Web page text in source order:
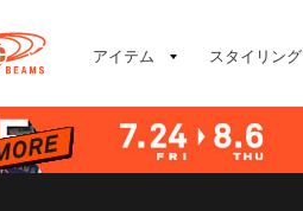
アイテム スタイリング